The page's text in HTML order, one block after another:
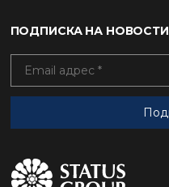
ПОДПИСКА НА НОВОСТИ